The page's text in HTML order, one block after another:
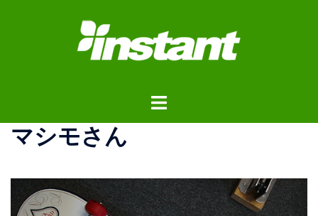
ス
ト
ュ
ー
マシモさん